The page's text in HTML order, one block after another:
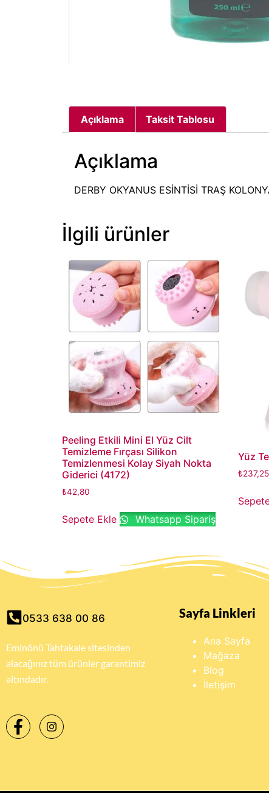
Açıklama Taksit Tablosu
Açıklama
DERBY OKYANUS ESİNTİSİ TRAŞ
İlgili ürünler
Peeling Etkili Mini El Yüz Cilt
Temizleme Fırçası Silikon
Temizlenmesi Kolay Siyah Nokta
Giderici (4172)
₺42,80
Sepete Ekle Whatsapp Sipariş
Yüz
₺237,25
0533 638 00 86
Eminönü Tahtakale sitesinden
alacağınız tüm ürünler garantimiz
altındadır.
Sayfa Linkleri
Ana Sayfa
Mağaza
Blog
İletişim